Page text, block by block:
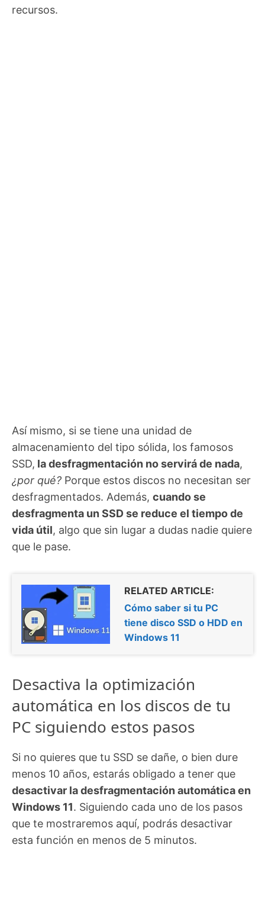
recursos.
Así mismo, si se tiene una unidad de
almacenamiento del tipo sólida, los famosos
SSD, la desfragmentación no servirá de nada,
¿por qué? Porque estos discos no necesitan ser
desfragmentados. Además, cuando se
desfragmenta un SSD se reduce el tiempo de
vida útil, algo que sin lugar a dudas nadie quiere
que le pase.
RELATED ARTICLE:
Cómo saber si tu PC
tiene disco SSD o HDD en
Windows 11
Desactiva la optimización
automática en los discos de tu
PC siguiendo estos pasos
Si no quieres que tu SSD se dañe, o bien dure
menos 10 años, estarás obligado a tener que
desactivar la desfragmentación automática en
Windows 11. Siguiendo cada uno de los pasos
que te mostraremos aquí, podrás desactivar
esta función en menos de 5 minutos.